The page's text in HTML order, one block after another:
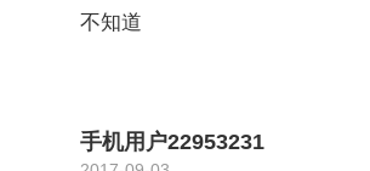
不知道
手机用户22953231